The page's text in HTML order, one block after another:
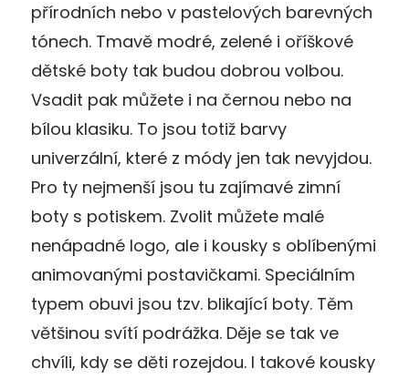
přírodních nebo v pastelových barevných
tónech. Tmavě modré, zelené i oříškové
dětské boty tak budou dobrou volbou.
Vsadit pak můžete i na černou nebo na
bílou klasiku. To jsou totiž barvy
univerzální, které z módy jen tak nevyjdou.
Pro ty nejmenší jsou tu zajímavé zimní
boty s potiskem. Zvolit můžete malé
nenápadné logo, ale i kousky s oblíbenými
animovanými postavičkami. Speciálním
typem obuvi jsou tzv. blikající boty. Těm
většinou svítí podrážka. Děje se tak ve
chvíli, kdy se děti rozejdou. I takové kousky